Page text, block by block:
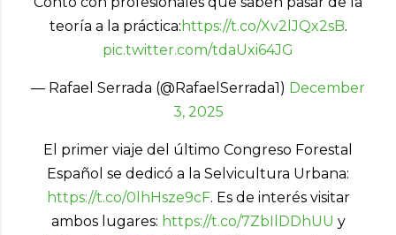
teoría a la práctica: https://t.co/Xv2lJQx2sB.
pic.twitter.com/tdaUxi64JG
— Rafael Serrada (@RafaelSerrada1) December
3, 2025
El primer viaje del último Congreso Forestal
Español se dedicó a la Selvicultura Urbana:
https://t.co/0lhHsze9cF. Es de interés visitar
ambos lugares: https://t.co/7ZbIlDDhUU y